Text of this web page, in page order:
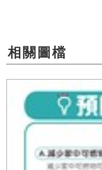
相關圖檔